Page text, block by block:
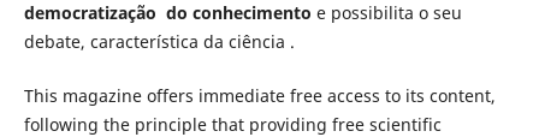
democratização do conhecimento e possibilita o seu
debate, característica da ciência .
This magazine offers immediate free access to its content,
following the principle that providing free scientific